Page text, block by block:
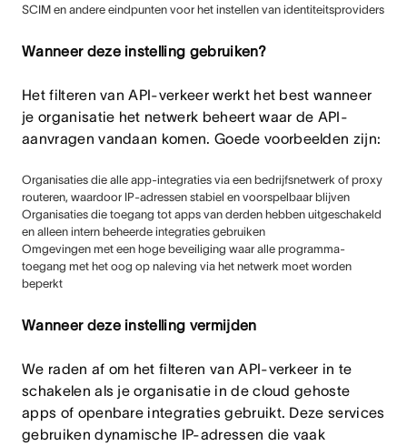
SCIM en andere eindpunten voor het instellen van identiteitsproviders
Wanneer deze instelling gebruiken?
Het filteren van API-verkeer werkt het best wanneer
je organisatie het netwerk beheert waar de API-
aanvragen vandaan komen. Goede voorbeelden zijn:
Organisaties die alle app-integraties via een bedrijfsnetwerk of proxy
routeren, waardoor IP-adressen stabiel en voorspelbaar blijven
Organisaties die toegang tot apps van derden hebben uitgeschakeld
en alleen intern beheerde integraties gebruiken
Omgevingen met een hoge beveiliging waar alle programma-
toegang met het oog op naleving via het netwerk moet worden
beperkt
Wanneer deze instelling vermijden
We raden af om het filteren van API-verkeer in te
schakelen als je organisatie in de cloud gehoste
apps of openbare integraties gebruikt. Deze services
gebruiken dynamische IP-adressen die vaak